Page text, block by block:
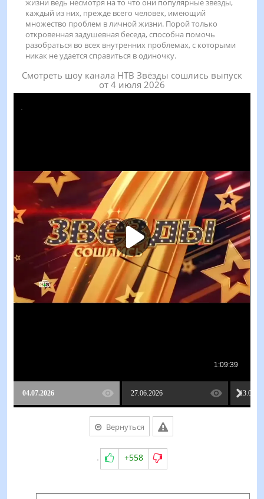
жизни ведь несмотря на то что они популярные звезды,
каждый из них, прежде всего человек, имеющий
множество проблем в личной жизни. Порой только
откровенная задушевная беседа, способна помочь
разобраться во всех внутренних проблемах, с которыми
никак не удается справиться в одиночку.
Смотреть шоу канала НТВ Звёзды сошлись выпуск
от 4 июля 2026
04.07.2026 27.06.2026
Вернуться
+558